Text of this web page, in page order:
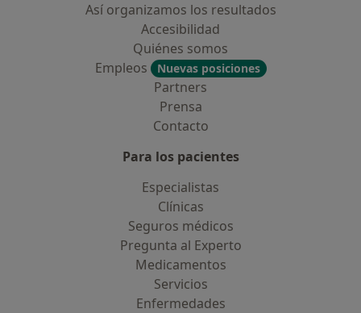
Así organizamos los resultados
Accesibilidad
Quiénes somos
Empleos
Nuevas posiciones
Partners
Prensa
Contacto
Para los pacientes
Especialistas
Clínicas
Seguros médicos
Pregunta al Experto
Medicamentos
Servicios
Enfermedades